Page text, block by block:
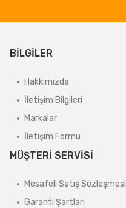
BİLGİLER
Hakkımızda
İletişim Bilgileri
Markalar
İletişim Formu
MÜŞTERİ SERVİSİ
Mesafeli Satış Sözleşmesi
Garanti Şartları